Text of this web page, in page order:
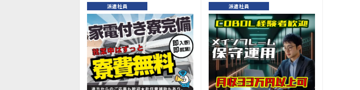
派遣社員 派遣社員